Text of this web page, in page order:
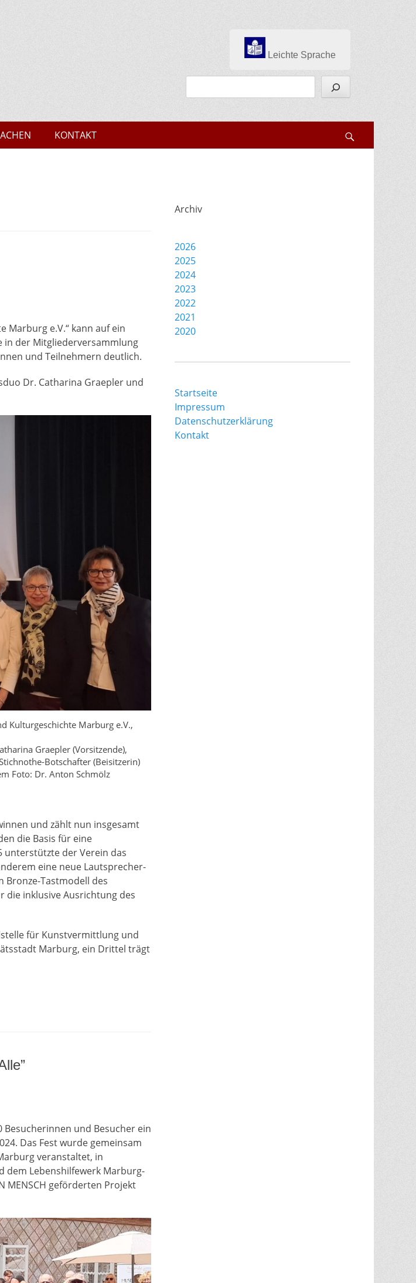
Leichte Sprache
KONTAKT
Marburg e.V.“ kann auf ein
in der Mitgliederversammlung
und Teilnehmern deutlich.
Dr. Catharina Graepler und
Kulturgeschichte Marburg e.V.,
Graepler (Vorsitzende),
Botschafter (Beisitzerin)
Foto: Dr. Anton Schmölz
und zählt nun insgesamt
die Basis für eine
unterstützte der Verein das
eine neue Lautsprecher-
Bronze-Tastmodell des
die inklusive Ausrichtung des
für Kunstvermittlung und
Marburg, ein Drittel trägt
und Besucher ein
Das Fest wurde gemeinsam
veranstaltet, in
dem Lebenshilfewerk Marburg-
MENSCH geförderten Projekt
Archiv
2026
2025
2024
2023
2022
2021
2020
Startseite
Impressum
Datenschutzerklärung
Kontakt